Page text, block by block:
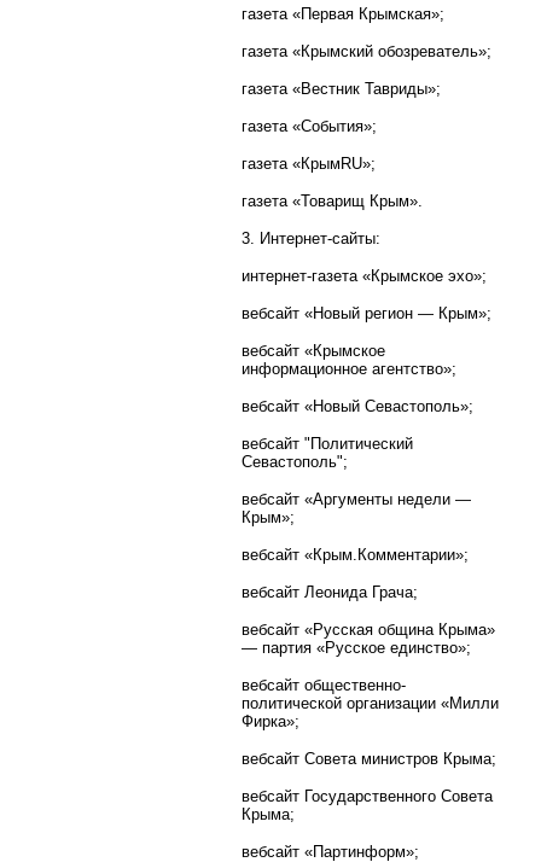
газета «Первая Крымская»;
газета «Крымский обозреватель»;
газета «Вестник Тавриды»;
газета «События»;
газета «КрымRU»;
газета «Товарищ Крым».
3. Интернет-сайты:
интернет-газета «Крымское эхо»;
вебсайт «Новый регион — Крым»;
вебсайт «Крымское
информационное агентство»;
вебсайт «Новый Севастополь»;
вебсайт "Политический
Севастополь";
вебсайт «Аргументы недели —
Крым»;
вебсайт «Крым.Комментарии»;
вебсайт Леонида Грача;
вебсайт «Русская община Крыма»
— партия «Русское единство»;
вебсайт общественно-
политической организации «Милли
Фирка»;
вебсайт Совета министров Крыма;
вебсайт Государственного Совета
Крыма;
вебсайт «Партинформ»;